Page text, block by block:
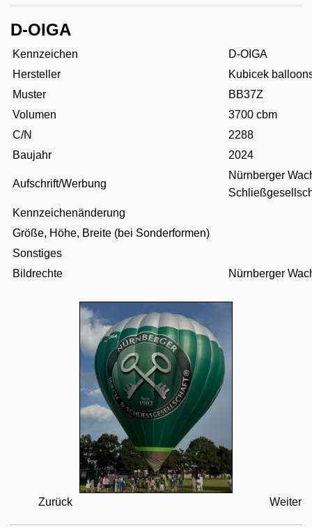
D-OIGA
Kennzeichen
D-OIGA
Hersteller
Kubicek
Muster
BB37Z
Volumen
3700 cbm
C/N
2288
Baujahr
2024
Aufschrift/Werbung
Nürnberger
Kennzeichenänderung
Größe, Höhe, Breite (bei Sonderformen)
Sonstiges
Bildrechte
Nürnberger
Zurück Weiter